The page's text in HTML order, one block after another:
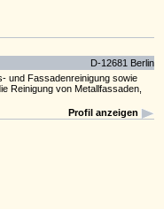
D-12681 Berlin
und Fassadenreinigung sowie
Reinigung von Metallfassaden,
Profil anzeigen